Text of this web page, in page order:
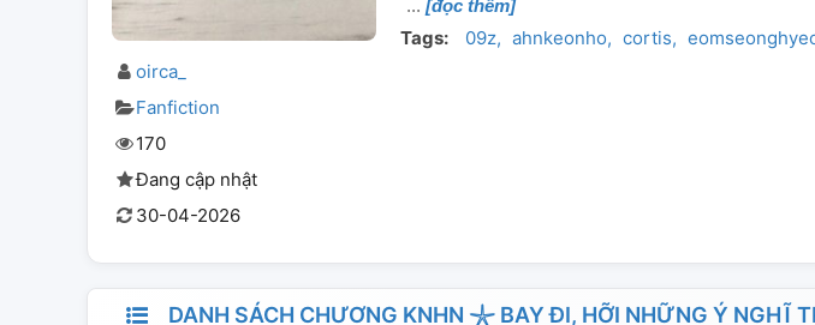
oirca_
Fanfiction
170
Đang cập nhật
30-04-2026
[đọc thêm]
Tags: 09z ahnkeonho cortis
DANH SÁCH CHƯƠNG KNHN 𓇼 BAY ĐI, HỠI NHỮNG Ý NGHĨ